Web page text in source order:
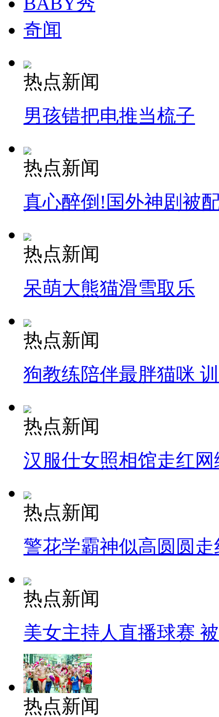
奇闻
热点新闻
男孩错把电推当梳子
热点新闻
真心醉倒!国外神剧被
热点新闻
呆萌大熊猫滑雪取乐
热点新闻
狗教练陪伴最胖猫咪
热点新闻
汉服仕女照相馆走红网
热点新闻
警花学霸神似高圆圆走
热点新闻
美女主持人直播球赛
热点新闻